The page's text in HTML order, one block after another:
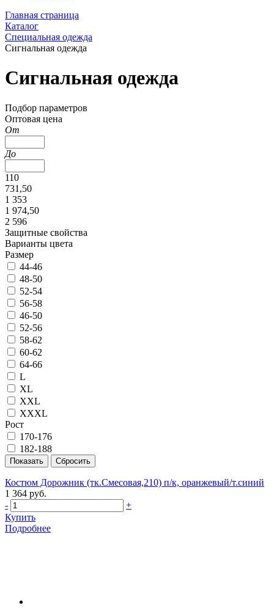
Главная страница
Каталог
Специальная одежда
Сигнальная одежда
Сигнальная одежда
Подбор параметров
Оптовая цена
От
До
110
731,50
1 353
1 974,50
2 596
Защитные свойства
Варианты цвета
Размер
44-46
48-50
52-54
56-58
46-50
52-56
58-62
60-62
64-66
L
XL
XXL
XXXL
Рост
170-176
182-188
Костюм Дорожник (тк.Смесовая,210) п/к, оранжевый/т.синий
1 364 руб.
-
+
Купить
Подробнее